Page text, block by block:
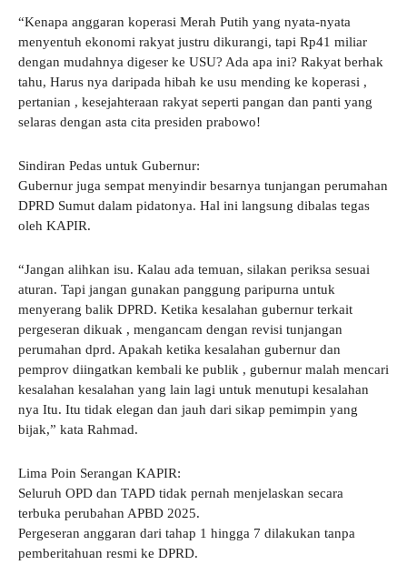
“Kenapa anggaran koperasi Merah Putih yang nyata-nyata
menyentuh ekonomi rakyat justru dikurangi, tapi Rp41 miliar
dengan mudahnya digeser ke USU? Ada apa ini? Rakyat berhak
tahu, Harus nya daripada hibah ke usu mending ke koperasi ,
pertanian , kesejahteraan rakyat seperti pangan dan panti yang
selaras dengan asta cita presiden prabowo!
Sindiran Pedas untuk Gubernur:
Gubernur juga sempat menyindir besarnya tunjangan perumahan
DPRD Sumut dalam pidatonya. Hal ini langsung dibalas tegas
oleh KAPIR.
“Jangan alihkan isu. Kalau ada temuan, silakan periksa sesuai
aturan. Tapi jangan gunakan panggung paripurna untuk
menyerang balik DPRD. Ketika kesalahan gubernur terkait
pergeseran dikuak , mengancam dengan revisi tunjangan
perumahan dprd. Apakah ketika kesalahan gubernur dan
pemprov diingatkan kembali ke publik , gubernur malah mencari
kesalahan kesalahan yang lain lagi untuk menutupi kesalahan
nya Itu. Itu tidak elegan dan jauh dari sikap pemimpin yang
bijak,” kata Rahmad.
Lima Poin Serangan KAPIR:
Seluruh OPD dan TAPD tidak pernah menjelaskan secara
terbuka perubahan APBD 2025.
Pergeseran anggaran dari tahap 1 hingga 7 dilakukan tanpa
pemberitahuan resmi ke DPRD.